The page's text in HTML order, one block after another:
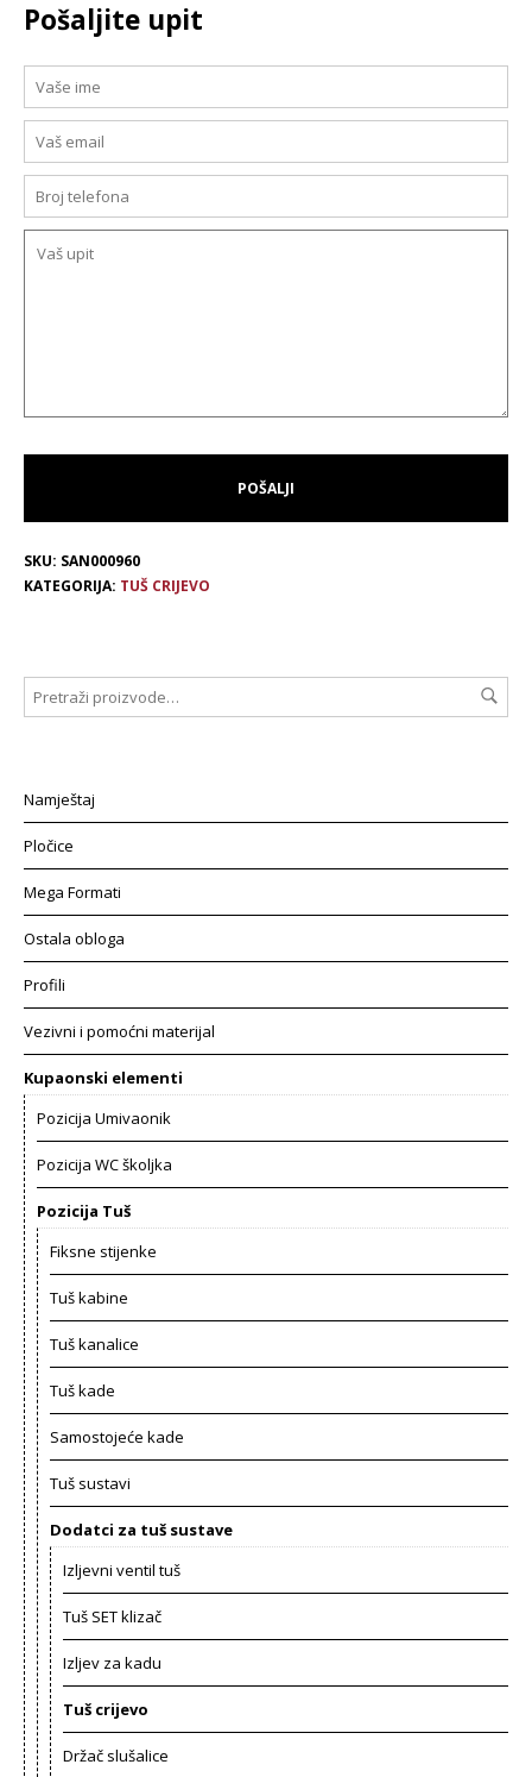
Pošaljite upit
SKU: SAN000960
KATEGORIJA: TUŠ CRIJEVO
Namještaj
Pločice
Mega Formati
Ostala obloga
Profili
Vezivni i pomoćni materijal
Kupaonski elementi
Pozicija Umivaonik
Pozicija WC školjka
Pozicija Tuš
Fiksne stijenke
Tuš kabine
Tuš kanalice
Tuš kade
Samostojeće kade
Tuš sustavi
Dodatci za tuš sustave
Izljevni ventil tuš
Tuš SET klizač
Izljev za kadu
Tuš crijevo
Držač slušalice